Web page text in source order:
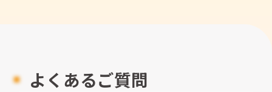
よくあるご質問